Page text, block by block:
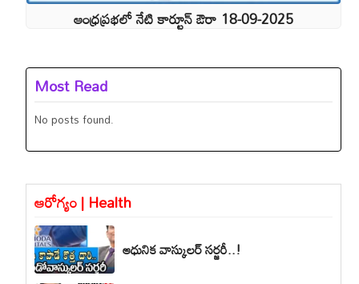
ఆంధ్రప్రభలో నేటి కార్టూన్ ఔరా 18-09-2025
Most Read
No posts found.
ఆరోగ్యం | Health
ఆధునిక వాస్కులర్ సర్జరీ..!